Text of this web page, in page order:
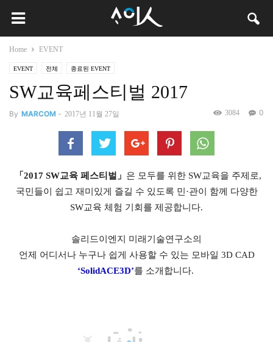
Home EVENT
EVENT 전체 종료된 EVENT
SW교육페스티벌 2017
By MARCOM - 2017년 11월 27일 0
3084
「2017 SW교육 페스티벌」 은 모두를 위한 SW교육을 주제로,
국민들이 쉽고 재미있게 즐길 수 있도록 민·관이 함께 다양한
SW교육 체험 기회를 제공합니다.
솔리드이엔지 미래기술연구소의
언제 어디서나 누구나 쉽게 사용할 수 있는 모바일 3D CAD
‘SolidACE3D’를 소개합니다.